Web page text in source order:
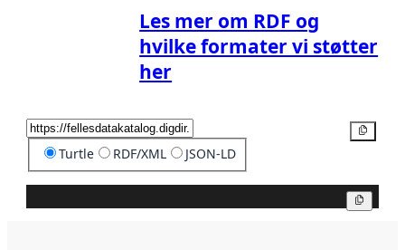
Les mer om RDF og
hvilke formater vi støtter
her
Turtle RDF/XML JSON-LD